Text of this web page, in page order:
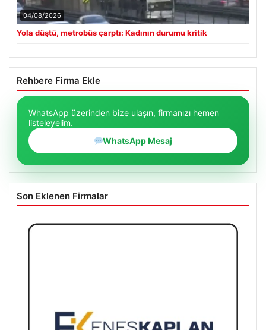
04/08/2026
Yola düştü, metrobüs çarptı: Kadının durumu kritik
Rehbere Firma Ekle
WhatsApp üzerinden bize ulaşın, firmanızı hemen
listeleyelim.
WhatsApp Mesaj
Son Eklenen Firmalar